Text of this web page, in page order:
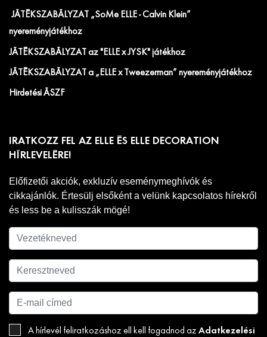
JÁTÉKSZABÁLYZAT „SoMe ELLE - Calvin Klein”
nyereményjátékhoz
JÁTÉKSZABÁLYZAT az "ELLE x JYSK" játékhoz
JÁTÉKSZABÁLYZAT a „ELLE x Tweezerman” nyereményjátékhoz
Hirdetési ÁSZF
IRATKOZZ FEL AZ ELLE ÉS ELLE DECORATION
HÍRLEVELÉRE!
Előfizetői akciók, exkluzív eseménymeghívók és
cikkajánlók. Értesülj elsőként a velünk kapcsolatos hírekről
és less be a kulisszák mögé!
A hírlevél feliratkozáshoz ell kell fogadnod az Adatkezelési